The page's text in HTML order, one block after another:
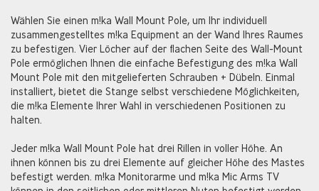
Wählen Sie einen m!ka Wall Mount Pole, um Ihr individuell
zusammengestelltes m!ka Equipment an der Wand Ihres Raumes
zu befestigen. Vier Löcher auf der flachen Seite des Wall-Mount
Pole ermöglichen Ihnen die einfache Befestigung des m!ka Wall
Mount Pole mit den mitgelieferten Schrauben + Dübeln. Einmal
installiert, bietet die Stange selbst verschiedene Möglichkeiten,
die m!ka Elemente Ihrer Wahl in verschiedenen Positionen zu
halten.
Jeder m!ka Wall Mount Pole hat drei Rillen in voller Höhe. An
ihnen können bis zu drei Elemente auf gleicher Höhe des Mastes
befestigt werden. m!ka Monitorarme und m!ka Mic Arms TV